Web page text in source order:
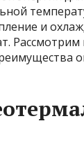
и